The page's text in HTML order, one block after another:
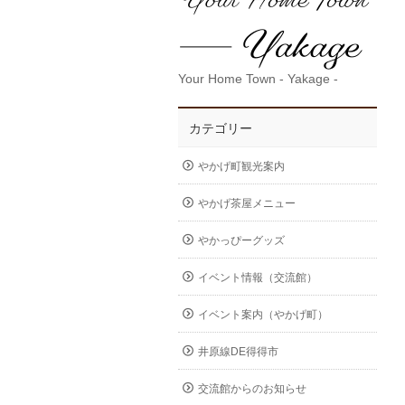
Your Home Town - Yakage -
カテゴリー
やかげ町観光案内
やかげ茶屋メニュー
やかっぴーグッズ
イベント情報（交流館）
イベント案内（やかげ町）
井原線DE得得市
交流館からのお知らせ